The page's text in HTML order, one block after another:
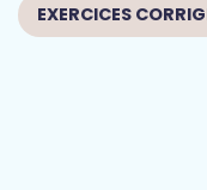
EXERCICES